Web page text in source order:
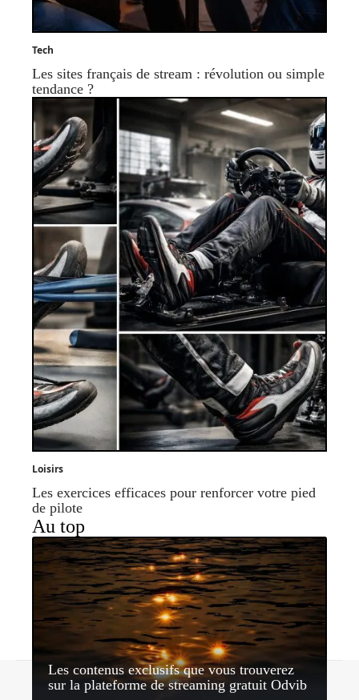
Tech
Les sites français de stream : révolution ou simple
tendance ?
Loisirs
Les exercices efficaces pour renforcer votre pied
de pilote
Au top
Les contenus exclusifs que vous trouverez
sur la plateforme de streaming gratuit Odvib
Contact Mentions légales Sitemap